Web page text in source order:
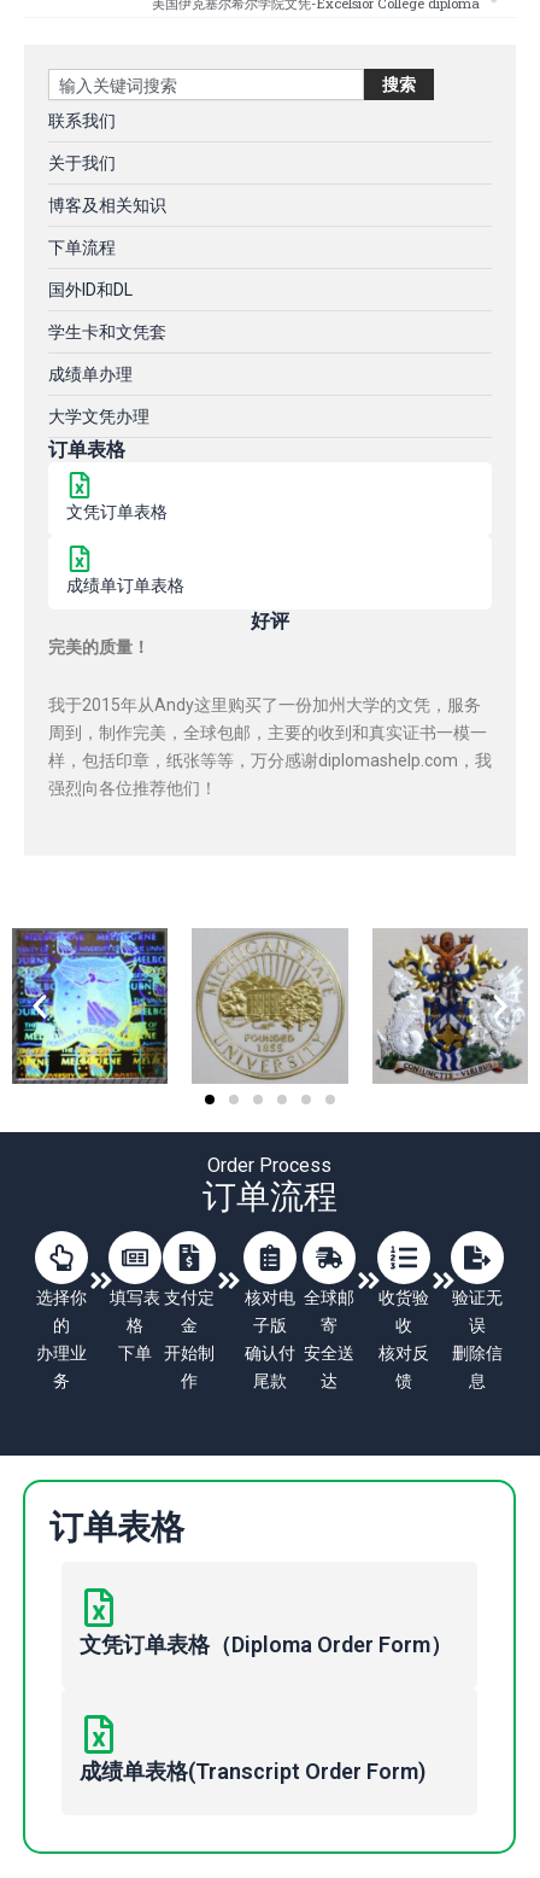
Search 搜索
联系我们
关于我们
博客及相关知识
下单流程
国外ID和DL
学生卡和文凭套
成绩单办理
大学文凭办理
订单表格
文凭订单表格
成绩单订单表格
好评
完美的质量！
我于2015年从Andy这里购买了一份加州大学的文凭，服务
周到，制作完美，全球包邮，主要的收到和真实证书一模一
样，包括印章，纸张等等，万分感谢diplomashelp.com，我
强烈向各位推荐他们！
Order Process
订单流程
选择你
的
办理业
务
填写表
格
下单
支付定
金
开始制
作
核对电
子版
确认付
尾款
全球邮
寄
安全送
达
收货验
收
核对反
馈
验证无
误
删除信
息
订单表格
文凭订单表格（Diploma Order Form）
成绩单表格(Transcript Order Form)